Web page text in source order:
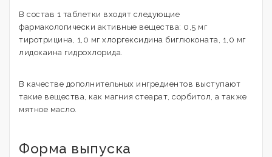
В состав 1 таблетки входят следующие
фармакологически активные вещества: 0,5 мг
тиротрицина, 1,0 мг хлоргексидина биглюконата, 1,0 мг
лидокаина гидрохлорида.
В качестве дополнительных ингредиентов выступают
такие вещества, как магния стеарат, сорбитол, а также
мятное масло.
Форма выпуска